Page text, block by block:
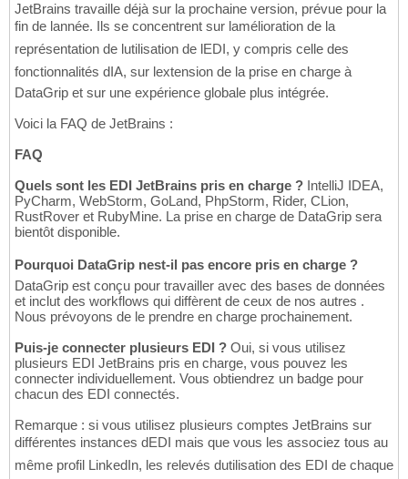
JetBrains travaille déjà sur la prochaine version, prévue pour la
fin de lannée. Ils se concentrent sur lamélioration de la
représentation de lutilisation de lEDI, y compris celle des
fonctionnalités dIA, sur lextension de la prise en charge à
DataGrip et sur une expérience globale plus intégrée.
Voici la FAQ de JetBrains :
FAQ
Quels sont les EDI JetBrains pris en charge ? IntelliJ IDEA,
PyCharm, WebStorm, GoLand, PhpStorm, Rider, CLion,
RustRover et RubyMine. La prise en charge de DataGrip sera
bientôt disponible.
Pourquoi DataGrip nest-il pas encore pris en charge ?
DataGrip est conçu pour travailler avec des bases de données
et inclut des workflows qui diffèrent de ceux de nos autres .
Nous prévoyons de le prendre en charge prochainement.
Puis-je connecter plusieurs EDI ? Oui, si vous utilisez
plusieurs EDI JetBrains pris en charge, vous pouvez les
connecter individuellement. Vous obtiendrez un badge pour
chacun des EDI connectés.
Remarque : si vous utilisez plusieurs comptes JetBrains sur
différentes instances dEDI mais que vous les associez tous au
même profil LinkedIn, les relevés dutilisation des EDI de chaque